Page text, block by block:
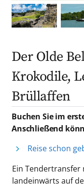
Der Olde
Krokodile,
Brüllaffen
Buchen Sie im
Anschließend
Reise schon
Ein Tendertransfer
landeinwärts auf